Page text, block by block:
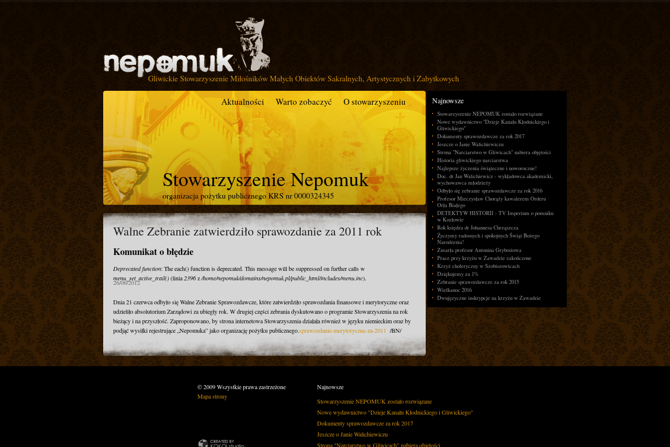
Gliwickie Stowarzyszenie Miłośników Małych Obiektów Sakralnych, Artystycznych i Zabytkowych
Aktualności Warto zobaczyć O stowarzyszeniu
Stowarzyszenie Nepomuk
organizacja pożytku publicznego KRS nr 0000324345
Walne Zebranie zatwierdziło sprawozdanie za 2011 rok
Komunikat o błędzie
Deprecated function: The each() function is deprecated. This message will be suppressed on further calls w
menu_set_active_trail()(linia 2396z/home/nepomuk/domains/nepomuk.pl/public_html/includes/menu.inc).
26/06/2012
Dnia 21 czerwca odbyło się Walne Zebranie Sprawozdawcze, które zatwierdziło sprawozdania finansowe i merytoryczne oraz
udzieliło absolutorium Zarządowi za ubiegły rok. W drugiej części zebrania dyskutowano o programie Stowarzyszenia na rok
bieżący i na przyszłość. Zaproponowano, by strona internetowa Stowarzyszenia działała również w języku niemieckim oraz by
podjąć wysiłki rejestrujące „Nepomuka” jako organizację pożytku publicznego.sprawozdanie-merytoryczne-za-2011 /BN/
Najnowsze
Stowarzyszenie NEPOMUK zostało rozwiązane
Nowe wydawnictwo "Dzieje Kanału Kłodnickiego i
Gliwickiego"
Dokumenty sprawozdawcze za rok 2017
Jeszcze o Janie Walichiewiczu
Strona "Narciarstwo w Gliwicach" nabiera objętości
Historia gliwickiego narciarstwa
Najlepsze życzenia świąteczne i noworoczne!
Doc. dr Jan Walichiewicz - wykładowca akademicki,
wychowawca młodzieży
Odbyło się zebranie sprawozdawcze za rok 2016
Profesor Mieczysław Chorąży kawalerem Orderu
Orła Białego
DETEKTYW HISTORII - TV Imperium o pomniku
w Kozłowie
Rok księdza dr Johannesa Chrząszcza
Życzymy radosnych i spokojnych Świąt Bożego
Narodzenia!
Zmarła profesor Antonina Grybosiowa
Prace przy krzyżu w Zawadzie zakończone
Krzyż choleryczny w Szobiszowicach
Dziękujemy za 1%
Zebranie sprawozdawcze za rok 2015
Wielkanoc 2016
Dwujęzyczne inskrypcje na krzyżu w Zawadzie
© 2009 Wszystkie prawa zastrzeżone
Mapa strony
Najnowsze
Stowarzyszenie NEPOMUK zostało rozwiązane
Nowe wydawnictwo "Dzieje Kanału Kłodnickiego i Gliwickiego"
Dokumenty sprawozdawcze za rok 2017
Jeszcze o Janie Walichiewiczu
Strona "Narciarstwo w Gliwicach" nabiera objętości